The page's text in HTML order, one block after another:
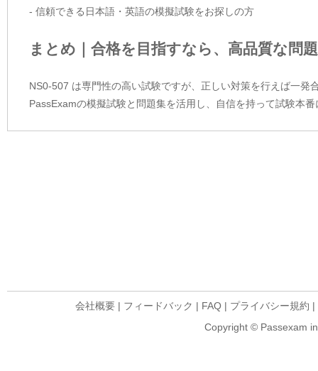
- 信頼できる日本語・英語の模擬試験をお探しの方
まとめ｜合格を目指すなら、高品質な問
NS0-507 は専門性の高い試験ですが、正しい対策を行えば一発
PassExamの模擬試験と問題集を活用し、自信を持って試験本
会社概要 | フィードバック | FAQ | プライバシー規約 |
Copyright © Passexam